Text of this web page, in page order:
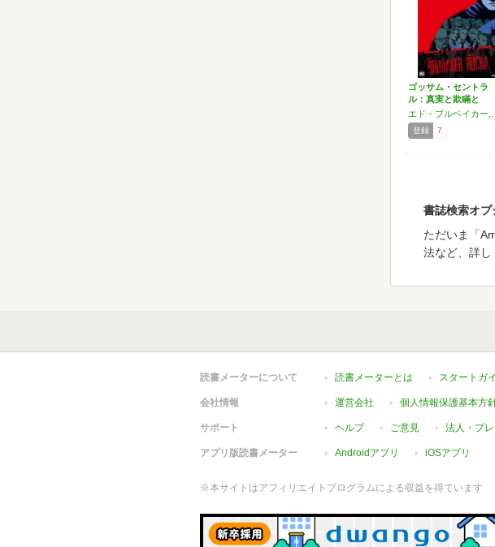
ゴッサム・セントラ
ル：真実と欺瞞と
登録 7
書誌検索オプ
ただいま「
法など、詳し
読書メーターについて 読書メーターとは スタートガ
会社情報 運営会社 個人情報保護基本方
サポート ヘルプ ご意見 法人・プ
アプリ版読書メーター Androidアプリ iOSアプリ
※本サイトはアフィリエイトプログラムによる収益を得ています